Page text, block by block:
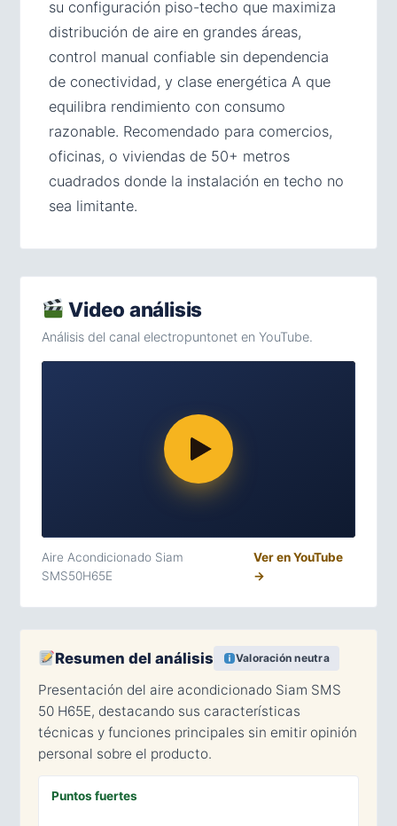
su configuración piso-techo que maximiza
distribución de aire en grandes áreas,
control manual confiable sin dependencia
de conectividad, y clase energética A que
equilibra rendimiento con consumo
razonable. Recomendado para comercios,
oficinas, o viviendas de 50+ metros
cuadrados donde la instalación en techo no
sea limitante.
Video análisis
Análisis del canal electropuntonet en YouTube.
Aire Acondicionado Siam
SMS50H65E
Ver en YouTube
→
Resumen del análisis Valoración neutra
Presentación del aire acondicionado Siam SMS
50 H65E, destacando sus características
técnicas y funciones principales sin emitir opinión
personal sobre el producto.
Puntos fuertes